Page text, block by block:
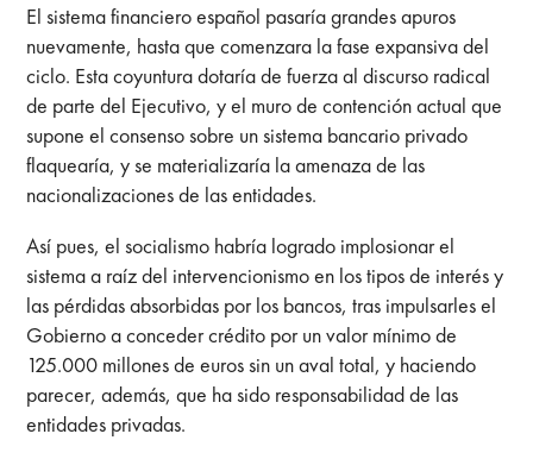
El sistema financiero español pasaría grandes apuros
nuevamente, hasta que comenzara la fase expansiva del
ciclo. Esta coyuntura dotaría de fuerza al discurso radical
de parte del Ejecutivo, y el muro de contención actual que
supone el consenso sobre un sistema bancario privado
flaquearía, y se materializaría la amenaza de las
nacionalizaciones de las entidades.
Así pues, el socialismo habría logrado implosionar el
sistema a raíz del intervencionismo en los tipos de interés y
las pérdidas absorbidas por los bancos, tras impulsarles el
Gobierno a conceder crédito por un valor mínimo de
125.000 millones de euros sin un aval total, y haciendo
parecer, además, que ha sido responsabilidad de las
entidades privadas.